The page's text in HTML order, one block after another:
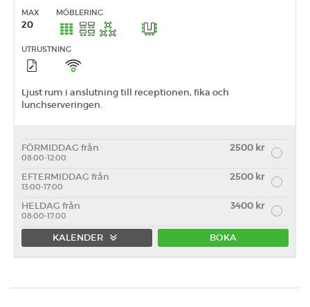
MAX
20
MÖBLERING
UTRUSTNING
Ljust rum i anslutning till receptionen, fika och
lunchserveringen.
FÖRMIDDAG från 2500 kr
08:00-12:00
EFTERMIDDAG från 2500 kr
13:00-17:00
HELDAG från 3400 kr
08:00-17:00
KALENDER BOKA